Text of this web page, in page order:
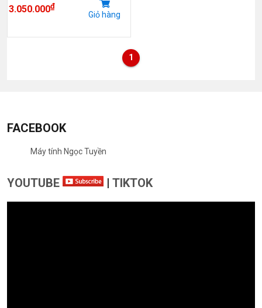
3.050.000₫
Giỏ hàng
1
FACEBOOK
Máy tính Ngọc Tuyền
YOUTUBE | TIKTOK